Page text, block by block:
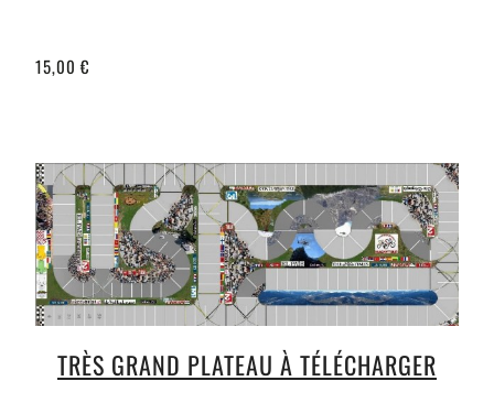
15,00 €
TRÈS GRAND PLATEAU À TÉLÉCHARGER